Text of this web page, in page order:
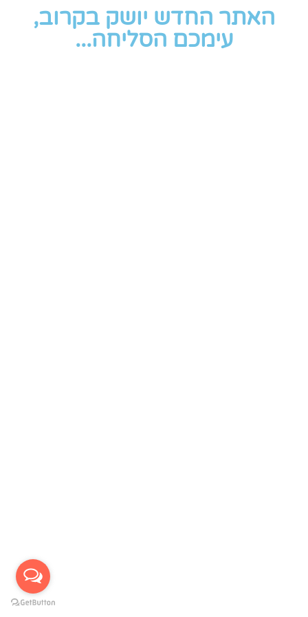
האתר החדש יושק בקרוב,
עימכם הסליחה...